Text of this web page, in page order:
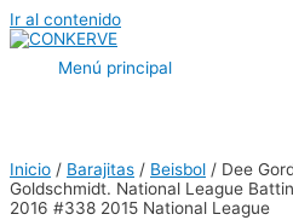
Ir al contenido
Menú principal
Inicio / Barajitas / Beisbol / Dee
Goldschmidt. National League
2016 #338 2015 National League